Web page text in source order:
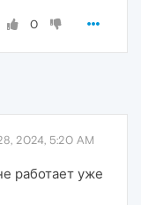
0
2024, 5:20 AM
работает уже